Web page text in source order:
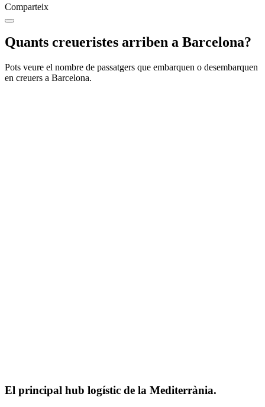
Comparteix
Quants creueristes arriben a Barcelona?
Pots veure el nombre de passatgers que embarquen o desembarquen
en creuers a Barcelona.
El principal hub logístic de la Mediterrània.